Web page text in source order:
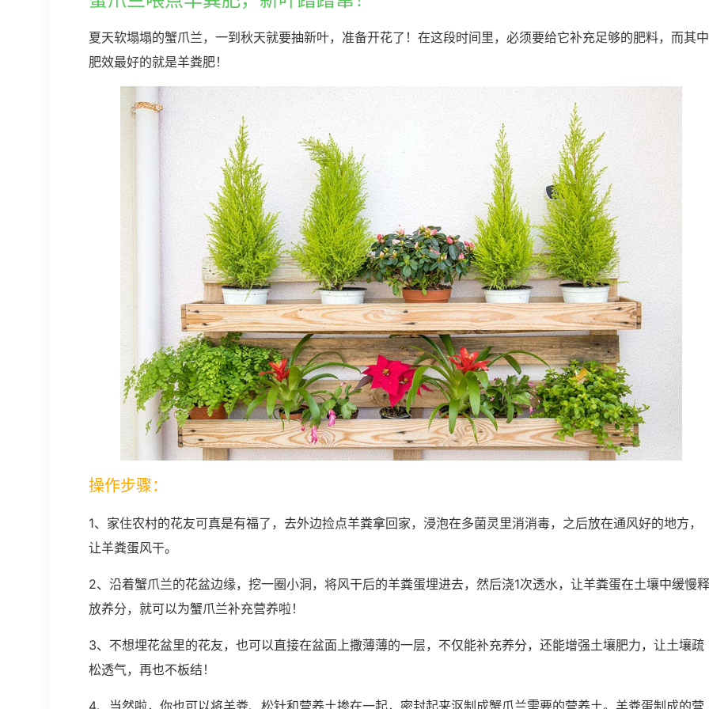
夏天软塌塌的蟹爪兰，一到秋天就要抽新叶，准备开花了！在这段时间里，必须要给它补充足够的肥料，而其中
肥效最好的就是羊粪肥！
操作步骤：
1、家住农村的花友可真是有福了，去外边捡点羊粪拿回家，浸泡在多菌灵里消消毒，之后放在通风好的地方，
让羊粪蛋风干。
2、沿着蟹爪兰的花盆边缘，挖一圈小洞，将风干后的羊粪蛋埋进去，然后浇1次透水，让羊粪蛋在土壤中缓慢释
放养分，就可以为蟹爪兰补充营养啦！
3、不想埋花盆里的花友，也可以直接在盆面上撒薄薄的一层，不仅能补充养分，还能增强土壤肥力，让土壤疏
松透气，再也不板结！